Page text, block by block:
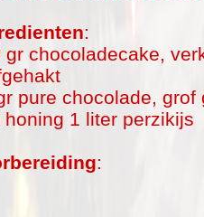
:
gr chocoladecake,
pure chocolade, grof
honing 1 liter perzikijs
: